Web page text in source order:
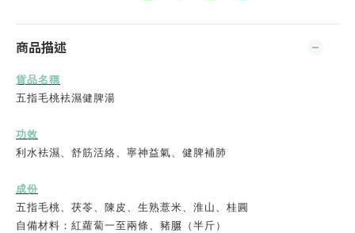
商品描述
貨品名稱
五指毛桃袪濕健脾湯
功效
利水袪濕、舒筋活絡、寧神益氣、健脾補肺
成份
五指毛桃、茯苓、陳皮、生熟薏米、淮山、桂圓
自備材料：紅蘿蔔一至兩條、豬𦟌 （半斤）